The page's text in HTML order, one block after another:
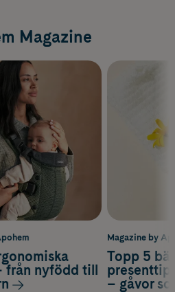
Magazine
Magazine by
Topp 5
– gåvor
från nyfödd till